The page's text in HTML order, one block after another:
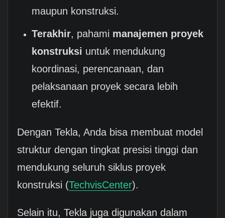
maupun konstruksi.
Terakhir, pahami manajemen proyek
konstruksi untuk mendukung
koordinasi, perencanaan, dan
pelaksanaan proyek secara lebih
efektif.
Dengan Tekla, Anda bisa membuat model
struktur dengan tingkat presisi tinggi dan
mendukung seluruh siklus proyek
konstruksi (TechvisCenter).
Selain itu, Tekla juga digunakan dalam